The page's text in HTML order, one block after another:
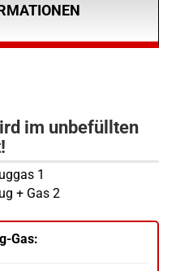
im unbefüllten
Gas: